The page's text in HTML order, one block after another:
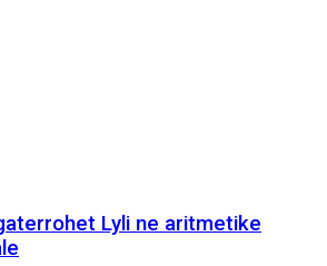
Lyli ne aritmetike